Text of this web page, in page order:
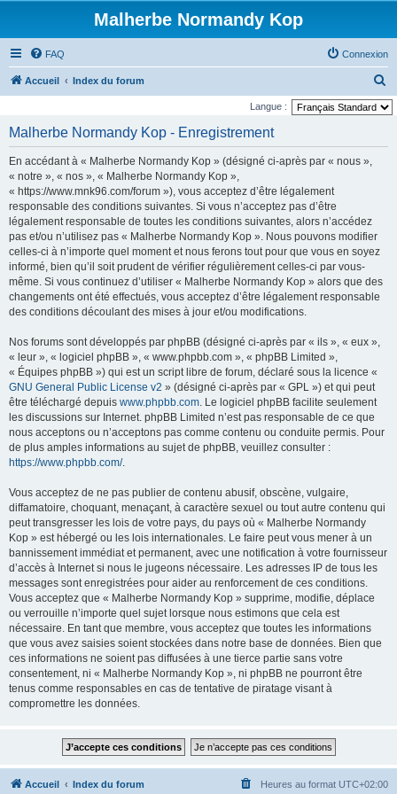
Malherbe Normandy Kop
FAQ Connexion
Accueil Index du forum
e
Langue :
Malherbe Normandy Kop - Enregistrement
En accédant à « Malherbe Normandy Kop » (désigné ci-après par « nous »,
« notre », « nos », « Malherbe Normandy Kop »,
« https://www.mnk96.com/forum »), vous acceptez d’être légalement
responsable des conditions suivantes. Si vous n’acceptez pas d’être
légalement responsable de toutes les conditions suivantes, alors n’accédez
pas et/ou n’utilisez pas « Malherbe Normandy Kop ». Nous pouvons modifier
celles-ci à n’importe quel moment et nous ferons tout pour que vous en soyez
informé, bien qu’il soit prudent de vérifier régulièrement celles-ci par vous-
même. Si vous continuez d’utiliser « Malherbe Normandy Kop » alors que des
changements ont été effectués, vous acceptez d’être légalement responsable
des conditions découlant des mises à jour et/ou modifications.
Nos forums sont développés par phpBB (désigné ci-après par « ils », « eux »,
« leur », « logiciel phpBB », « www.phpbb.com », « phpBB Limited »,
« Équipes phpBB ») qui est un script libre de forum, déclaré sous la licence «
GNU General Public License v2 » (désigné ci-après par « GPL ») et qui peut
être téléchargé depuis www.phpbb.com. Le logiciel phpBB facilite seulement
les discussions sur Internet. phpBB Limited n’est pas responsable de ce que
nous acceptons ou n’acceptons pas comme contenu ou conduite permis. Pour
de plus amples informations au sujet de phpBB, veuillez consulter :
https://www.phpbb.com/.
Vous acceptez de ne pas publier de contenu abusif, obscène, vulgaire,
diffamatoire, choquant, menaçant, à caractère sexuel ou tout autre contenu qui
peut transgresser les lois de votre pays, du pays où « Malherbe Normandy
Kop » est hébergé ou les lois internationales. Le faire peut vous mener à un
bannissement immédiat et permanent, avec une notification à votre fournisseur
d’accès à Internet si nous le jugeons nécessaire. Les adresses IP de tous les
messages sont enregistrées pour aider au renforcement de ces conditions.
Vous acceptez que « Malherbe Normandy Kop » supprime, modifie, déplace
ou verrouille n’importe quel sujet lorsque nous estimons que cela est
nécessaire. En tant que membre, vous acceptez que toutes les informations
que vous avez saisies soient stockées dans notre base de données. Bien que
ces informations ne soient pas diffusées à une tierce partie sans votre
consentement, ni « Malherbe Normandy Kop », ni phpBB ne pourront être
tenus comme responsables en cas de tentative de piratage visant à
compromettre les données.
Accueil Index du forum Heures au format UTC+02:00